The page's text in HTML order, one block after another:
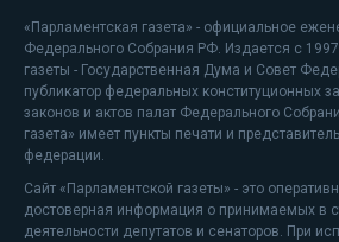
«Парламентская газета» - официальное
Федерального Собрания РФ. Издается с
газеты - Государственная Дума и Совет
публикатор федеральных конституционных
законов и актов палат Федерального
газета» имеет пункты печати и
федерации.
Сайт «Парламентской газеты» - это
достоверная информация о принимаемых в
деятельности депутатов и сенаторов. При